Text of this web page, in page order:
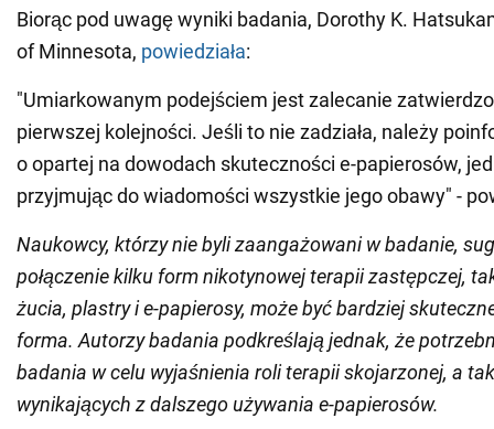
Biorąc pod uwagę wyniki badania, Dorothy K.
of Minnesota, powiedziała:
"Umiarkowanym podejściem jest zalecanie
pierwszej kolejności. Jeśli to nie zadziała, należy
o opartej na dowodach skuteczności e-papierosów,
przyjmując do wiadomości wszystkie jego obawy" -
Naukowcy, którzy nie byli zaangażowani w badanie,
połączenie kilku form nikotynowej terapii zastępczej,
żucia, plastry i e-papierosy, może być bardziej
forma. Autorzy badania podkreślają jednak, że
badania w celu wyjaśnienia roli terapii skojarzonej, a
wynikających z dalszego używania e-papierosów.